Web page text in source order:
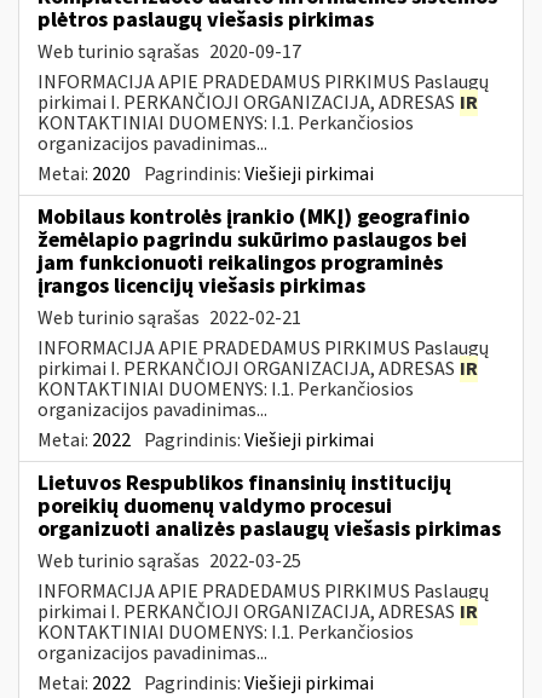
plėtros paslaugų viešasis pirkimas
Web turinio sąrašas 2020-09-17
INFORMACIJA APIE PRADEDAMUS PIRKIMUS Paslaugų
pirkimai I. PERKANČIOJI ORGANIZACIJA, ADRESAS IR
KONTAKTINIAI DUOMENYS: I.1. Perkančiosios
organizacijos pavadinimas...
Metai: 2020 Pagrindinis:Viešieji pirkimai
Mobilaus kontrolės įrankio (MKĮ) geografinio
žemėlapio pagrindu sukūrimo paslaugos bei
jam funkcionuoti reikalingos programinės
įrangos licencijų viešasis pirkimas
Web turinio sąrašas 2022-02-21
INFORMACIJA APIE PRADEDAMUS PIRKIMUS Paslaugų
pirkimai I. PERKANČIOJI ORGANIZACIJA, ADRESAS IR
KONTAKTINIAI DUOMENYS: I.1. Perkančiosios
organizacijos pavadinimas...
Metai: 2022 Pagrindinis:Viešieji pirkimai
Lietuvos Respublikos finansinių institucijų
poreikių duomenų valdymo procesui
organizuoti analizės paslaugų viešasis pirkimas
Web turinio sąrašas 2022-03-25
INFORMACIJA APIE PRADEDAMUS PIRKIMUS Paslaugų
pirkimai I. PERKANČIOJI ORGANIZACIJA, ADRESAS IR
KONTAKTINIAI DUOMENYS: I.1. Perkančiosios
organizacijos pavadinimas...
Metai: 2022 Pagrindinis:Viešieji pirkimai